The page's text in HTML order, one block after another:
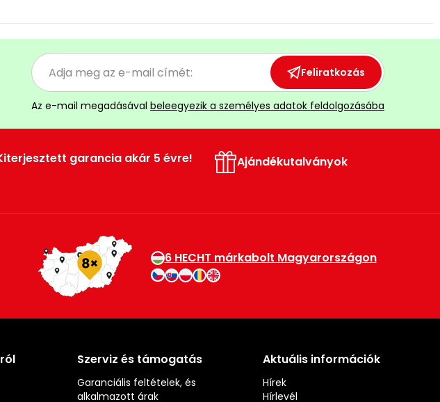
Feliratkozás
Az e-mail megadásával beleegyezik a személyes adatok feldolgozásába
garancia akár 5 évre! Ajándékutalványok
6 HECHT márkabolt Magyarországon
Szerviz és támogatás
Garanciális feltételek, és
alkalmazott árak
Aktuális információk
Hírek
Hírlevél